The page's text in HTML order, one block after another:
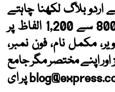
بلاگ لکھنا چاہتے
ہیں تو قلم اٹھائیے اور 800 سے 1,200 الفاظ پر
مکمل نام، فون نمبر،
اور اپنے مختصر مگر جامع
پر ای